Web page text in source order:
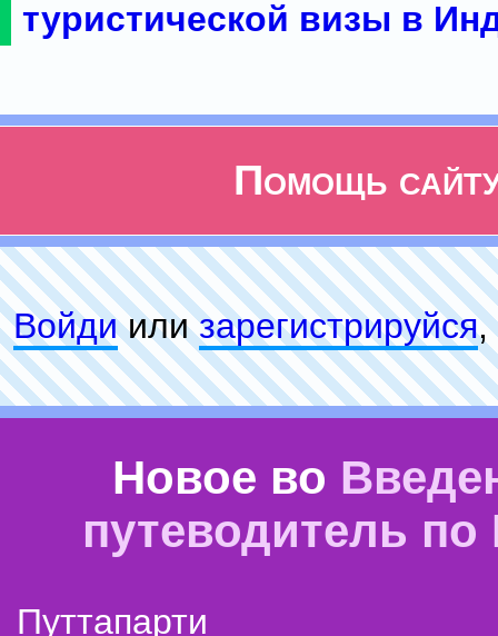
туристической визы в
Помощь
Войдиилизарeгиcтpируйся,
Новое во
путеводитель
Путтапарти